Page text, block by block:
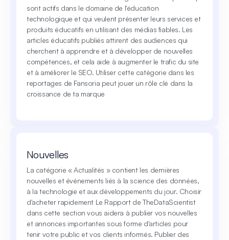
sont actifs dans le domaine de l'éducation
technologique et qui veulent présenter leurs services et
produits éducatifs en utilisant des médias fiables. Les
articles éducatifs publiés attirent des audiences qui
cherchent à apprendre et à développer de nouvelles
compétences, et cela aide à augmenter le trafic du site
et à améliorer le SEO. Utiliser cette catégorie dans les
reportages de Fansoria peut jouer un rôle clé dans la
croissance de ta marque
Nouvelles
La catégorie « Actualités » contient les dernières
nouvelles et événements liés à la science des données,
à la technologie et aux développements du jour. Choisir
d'acheter rapidement Le Rapport de TheDataScientist
dans cette section vous aidera à publier vos nouvelles
et annonces importantes sous forme d'articles pour
tenir votre public et vos clients informés. Publier des